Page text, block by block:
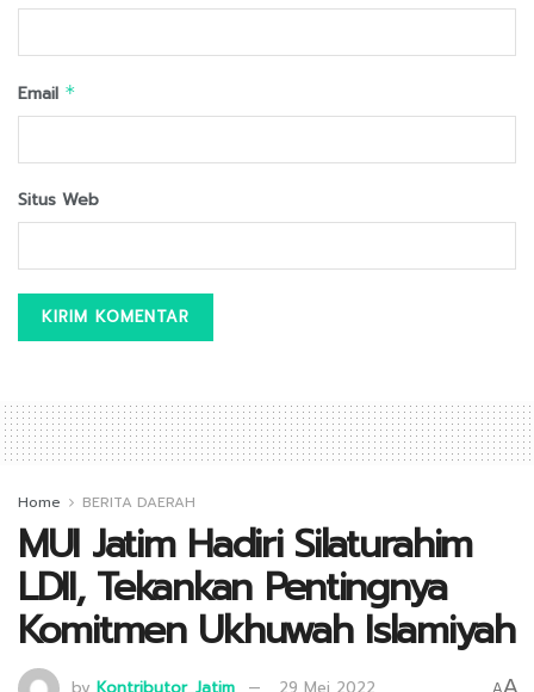
Email *
Situs Web
Home BERITA DAERAH
MUI Jatim Hadiri Silaturahim
LDII, Tekankan Pentingnya
Komitmen Ukhuwah Islamiyah
by Kontributor_Jatim 29 Mei 2022 A